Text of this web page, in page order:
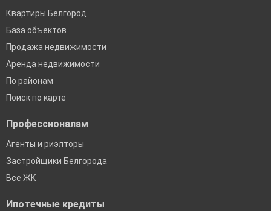
Квартиры Белгород
База объектов
Продажа недвижимости
Аренда недвижимости
По районам
Поиск по карте
Профессионалам
Агенты и риэлторы
Застройщики Белгорода
Все ЖК
Ипотечные кредиты